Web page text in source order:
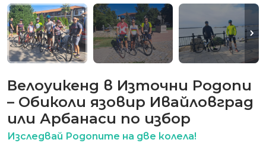
Велоуикенд в Източни Родопи
– Обиколи язовир Ивайловград
или Арбанаси по избор
Изследвай Родопите на две колела!